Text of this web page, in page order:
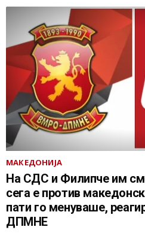
МАКЕДОНИЈА
На СДС и Филипче им
сега е против
пати го менуваше,
ДПМНЕ